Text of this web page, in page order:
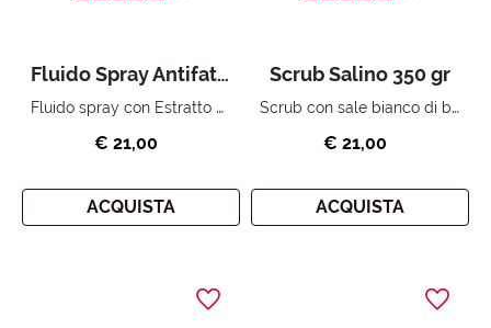
Fluido Spray Antifatica 200 ml
Fluido spray con Estratto di Bamboo.
€ 21,00
ACQUISTA
Scrub Salino 350 gr
Scrub con sale bianco di bali ed estratto di ninfea.
€ 21,00
ACQUISTA